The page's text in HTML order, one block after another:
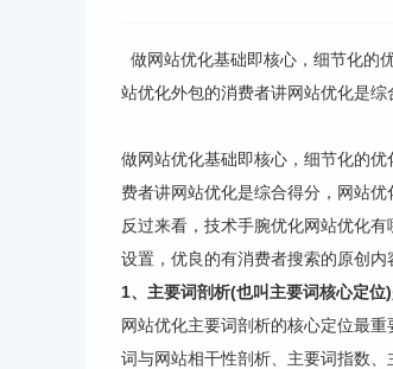
做网站优化基础即核心，细节化的
站优化外包的消费者讲网站优化是
做网站优化基础即核心，细节化的
费者讲网站优化是综合得分，网站
反过来看，技术手腕优化网站优化
设置，优良的有消费者搜索的原创
1、主要词剖析(也叫主要词核心定位
网站优化主要词剖析的核心定位最
词与网站相干性剖析、主要词指数、